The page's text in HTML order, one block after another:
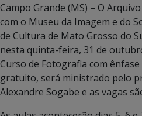
Campo Grande (MS) – O
com o Museu da Imagem e do
de Cultura de Mato Grosso do
nesta quinta-feira, 31 de
Curso de Fotografia com
gratuito, será ministrado pelo
Alexandre Sogabe e as vagas